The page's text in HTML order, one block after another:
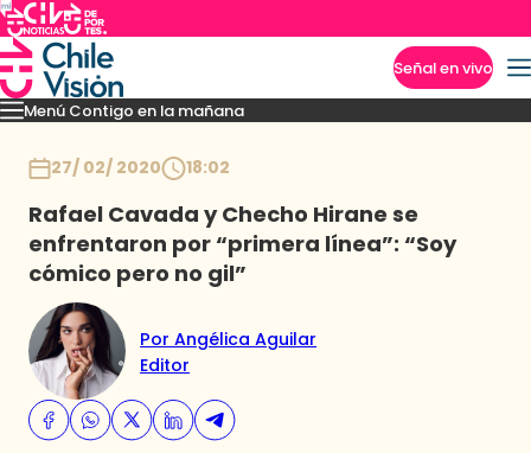
Señal en vivo
Menú Contigo en la mañana
MomentosReportajesDenunciasPolicialPolíticaEspectáculo
27/ 02/ 2020 18:02
Rafael Cavada y Checho Hirane se
enfrentaron por “primera línea”: “Soy
cómico pero no gil”
Por Angélica Aguilar
Editor
Imperdibles